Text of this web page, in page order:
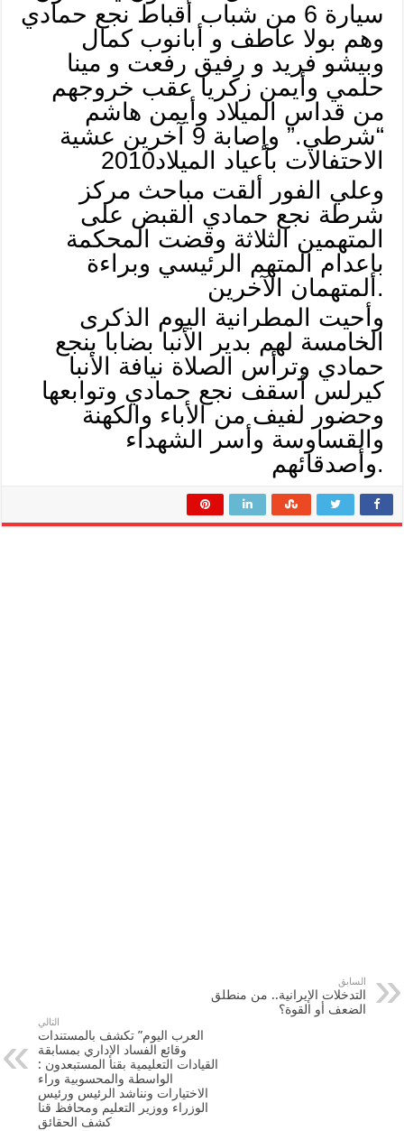
سيارة 6 من شباب أقباط نجع حمادي
وهم بولا عاطف و أبانوب كمال
وبيشو فريد و رفيق رفعت و مينا
حلمي وأيمن زكريا عقب خروجهم
من قداس الميلاد وأيمن هاشم
“شرطي.” وإصابة 9 آخرين عشية
الاحتفالات بأعياد الميلاد2010
وعلي الفور ألقت مباحث مركز
شرطة نجع حمادي القبض على
المتهمين الثلاثة وقضت المحكمة
بإعدام المتهم الرئيسي وبراءة
المتهمان الآخرين.
وأحيت المطرانية اليوم الذكرى
الخامسة لهم بدير الأنبا بضابا بنجع
حمادي وترأس الصلاة نيافة الأنبا
كيرلس أسقف نجع حمادي وتوابعها
وحضور لفيف من الأباء والكهنة
والقساوسة وأسر الشهداء
وأصدقائهم.
السابق
التدخلات الإيرانية.. من منطلق
الضعف أو القوة؟
التالي
العرب اليوم” تكشف بالمستندات
وقائع الفساد الإداري بمسابقة
القيادات التعليمية بقنا المستبعدون :
الواسطة والمحسوبية وراء
الاختيارات ونناشد الرئيس ورئيس
الوزراء ووزير التعليم ومحافظ قنا
كشف الحقائق